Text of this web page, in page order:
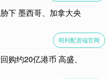
下 墨西哥、加拿大央
明利配资端官网
购约20亿港币 高盛、